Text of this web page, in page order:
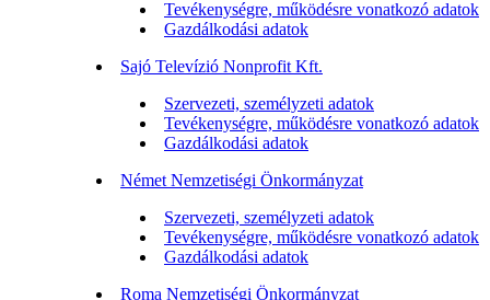
Tevékenységre, működésre vonatkozó adatok
Gazdálkodási adatok
Sajó Televízió Nonprofit Kft.
Szervezeti, személyzeti adatok
Tevékenységre, működésre vonatkozó adatok
Gazdálkodási adatok
Német Nemzetiségi Önkormányzat
Szervezeti, személyzeti adatok
Tevékenységre, működésre vonatkozó adatok
Gazdálkodási adatok
Roma Nemzetiségi Önkormányzat